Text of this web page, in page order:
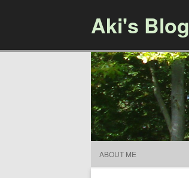
Aki's Blog
ABOUT ME